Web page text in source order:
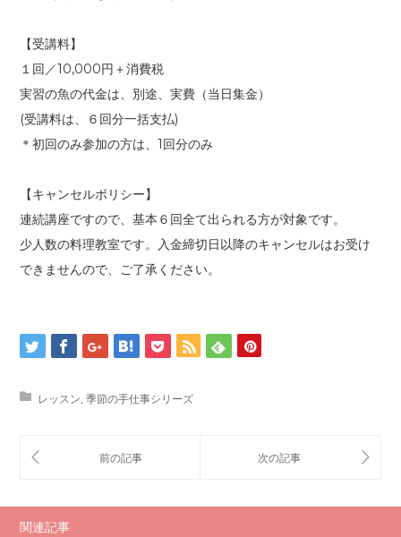
【受講料】
１回／10,000円＋消費税
実習の魚の代金は、別途、実費（当日集金）
(受講料は、６回分一括支払)
＊初回のみ参加の方は、1回分のみ
【キャンセルポリシー】
連続講座ですので、基本６回全て出られる方が対象です。
少人数の料理教室です。入金締切日以降のキャンセルはお受け
できませんので、ご了承ください。
レッスン 季節の手仕事シリーズ
関連記事